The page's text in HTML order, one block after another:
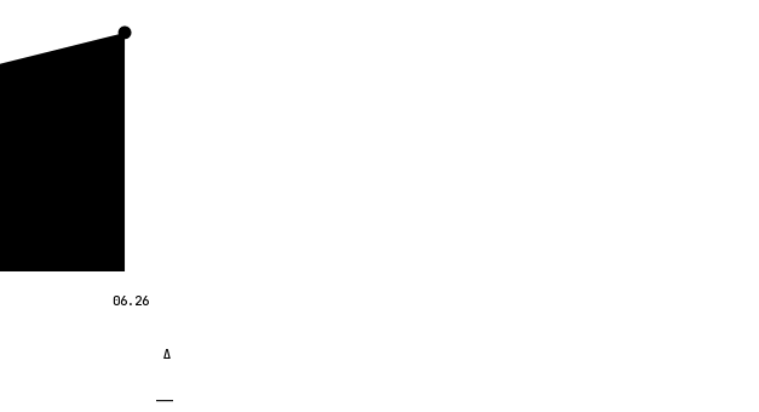
06.26
Δ
—